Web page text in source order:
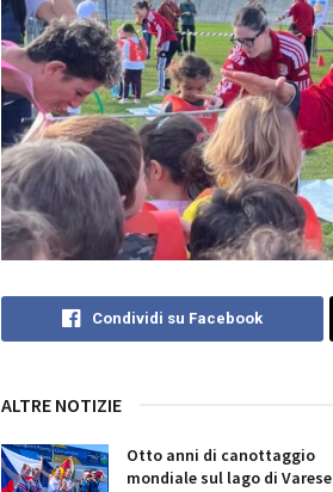
Condividi su Facebook
ALTRE NOTIZIE
Otto anni di canottaggio
mondiale sul lago di Varese